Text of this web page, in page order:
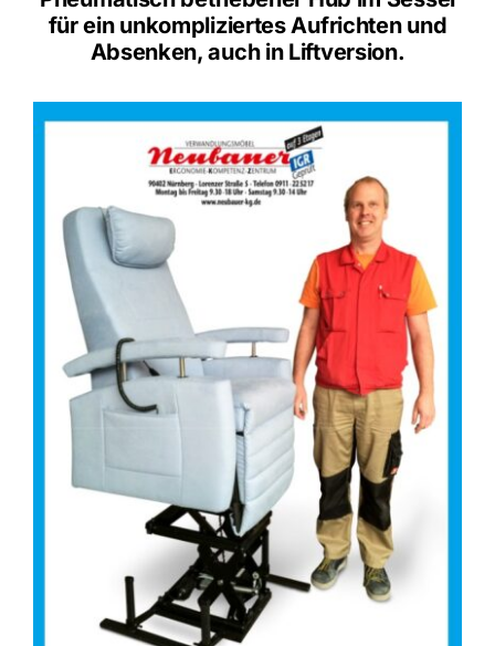
für ein unkompliziertes Aufrichten und
Absenken, auch in Liftversion.